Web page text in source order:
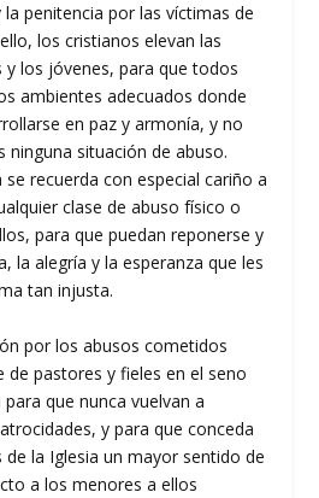
penitencia por las víctimas de
los cristianos elevan las
y los jóvenes, para que todos
ambientes adecuados donde
en paz y armonía, y no
ninguna situación de abuso.
recuerda con especial cariño a
clase de abuso físico o
para que puedan reponerse y
la alegría y la esperanza que les
tan injusta.
por los abusos cometidos
pastores y fieles en el seno
que nunca vuelvan a
y para que conceda
la Iglesia un mayor sentido de
a los menores a ellos